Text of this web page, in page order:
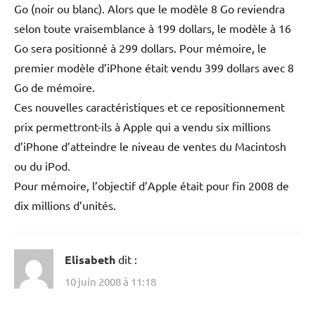
Go (noir ou blanc). Alors que le modèle 8 Go reviendra
selon toute vraisemblance à 199 dollars, le modèle à 16
Go sera positionné à 299 dollars. Pour mémoire, le
premier modèle d’iPhone était vendu 399 dollars avec 8
Go de mémoire.
Ces nouvelles caractéristiques et ce repositionnement
prix permettront-ils à Apple qui a vendu six millions
d’iPhone d’atteindre le niveau de ventes du Macintosh
ou du iPod.
Pour mémoire, l’objectif d’Apple était pour fin 2008 de
dix millions d’unités.
Elisabeth dit :
10 juin 2008 à 11:18